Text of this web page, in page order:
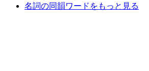
名詞の同韻ワードをもっと見る